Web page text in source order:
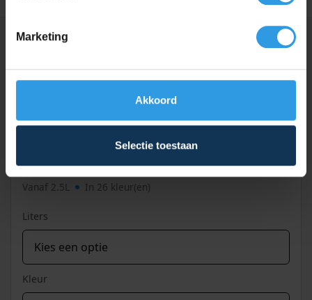
Marketing
Akkoord
Selectie toestaan
Wixx PRO PU Metaallak Roestwerend
Vanaf 2.5L In 26 kleur(en)
Liters
Kleur